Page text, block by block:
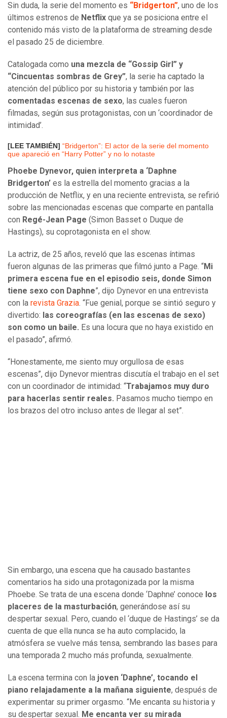
Sin duda, la serie del momento es “Bridgerton”, uno de los
últimos estrenos de Netflix que ya se posiciona entre el
contenido más visto de la plataforma de streaming desde
el pasado 25 de diciembre.
Catalogada como una mezcla de “Gossip Girl” y
“Cincuentas sombras de Grey”, la serie ha captado la
atención del público por su historia y también por las
comentadas escenas de sexo, las cuales fueron
filmadas, según sus protagonistas, con un ‘coordinador de
intimidad’.
[LEE TAMBIÉN] “Bridgerton”: El actor de la serie del momento
que apareció en “Harry Potter” y no lo notaste
Phoebe Dynevor, quien interpreta a ‘Daphne
Bridgerton’ es la estrella del momento gracias a la
producción de Netflix, y en una reciente entrevista, se refirió
sobre las mencionadas escenas que comparte en pantalla
con Regé-Jean Page (Simon Basset o Duque de
Hastings), su coprotagonista en el show.
La actriz, de 25 años, reveló que las escenas íntimas
fueron algunas de las primeras que filmó junto a Page. “Mi
primera escena fue en el episodio seis, donde Simon
tiene sexo con Daphne”, dijo Dynevor en una entrevista
con la revista Grazia. “Fue genial, porque se sintió seguro y
divertido: las coreografías (en las escenas de sexo)
son como un baile. Es una locura que no haya existido en
el pasado”, afirmó.
“Honestamente, me siento muy orgullosa de esas
escenas”, dijo Dynevor mientras discutía el trabajo en el set
con un coordinador de intimidad: “Trabajamos muy duro
para hacerlas sentir reales. Pasamos mucho tiempo en
los brazos del otro incluso antes de llegar al set”.
Sin embargo, una escena que ha causado bastantes
comentarios ha sido una protagonizada por la misma
Phoebe. Se trata de una escena donde ‘Daphne’ conoce los
placeres de la masturbación, generándose así su
despertar sexual. Pero, cuando el ‘duque de Hastings’ se da
cuenta de que ella nunca se ha auto complacido, la
atmósfera se vuelve más tensa, sembrando las bases para
una temporada 2 mucho más profunda, sexualmente.
La escena termina con la joven ‘Daphne’, tocando el
piano relajadamente a la mañana siguiente, después de
experimentar su primer orgasmo. “Me encanta su historia y
su despertar sexual. Me encanta ver su mirada